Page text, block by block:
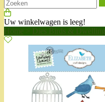
Uw winkelwagen is leeg!
Home
Dies Birds & Dwellings